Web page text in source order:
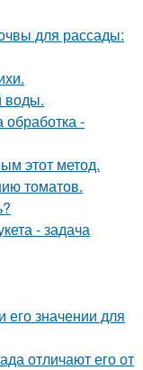
для рассады:
воды.
обработка -
этот метод.
томатов.
- задача
значении для
отличают его от